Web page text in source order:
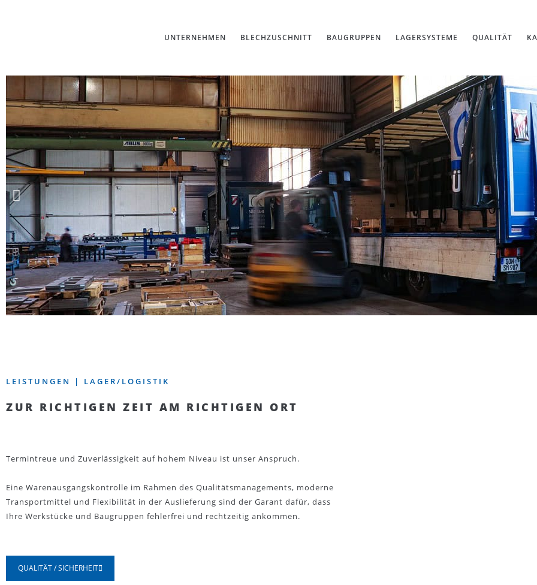
UNTERNEHMEN BLECHZUSCHNITT BAUGRUPPEN LAGERSYSTEME QUALITÄT
LEISTUNGEN | LAGER/LOGISTIK
ZUR RICHTIGEN ZEIT AM RICHTIGEN ORT
Termintreue und Zuverlässigkeit auf hohem Niveau ist unser Anspruch.
Eine Warenausgangskontrolle im Rahmen des Qualitätsmanagements, moderne
Transportmittel und Flexibilität in der Auslieferung sind der Garant dafür, dass
Ihre Werkstücke und Baugruppen fehlerfrei und rechtzeitig ankommen.
QUALITÄT / SICHERHEIT